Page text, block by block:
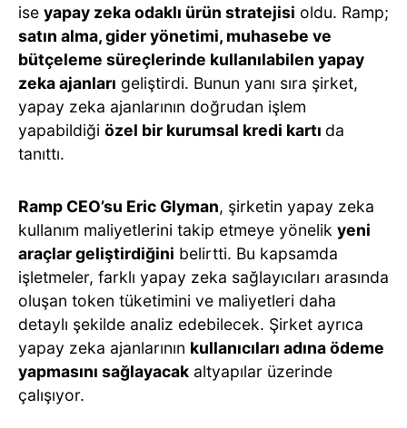
ise yapay zeka odaklı ürün stratejisi oldu. Ramp;
satın alma, gider yönetimi, muhasebe ve
bütçeleme süreçlerinde kullanılabilen yapay
zeka ajanları geliştirdi. Bunun yanı sıra şirket,
yapay zeka ajanlarının doğrudan işlem
yapabildiği özel bir kurumsal kredi kartı da
tanıttı.
Ramp CEO’su Eric Glyman, şirketin yapay zeka
kullanım maliyetlerini takip etmeye yönelik yeni
araçlar geliştirdiğini belirtti. Bu kapsamda
işletmeler, farklı yapay zeka sağlayıcıları arasında
oluşan token tüketimini ve maliyetleri daha
detaylı şekilde analiz edebilecek. Şirket ayrıca
yapay zeka ajanlarının kullanıcıları adına ödeme
yapmasını sağlayacak altyapılar üzerinde
çalışıyor.